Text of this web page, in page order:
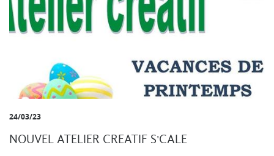
24/03/23
NOUVEL ATELIER CREATIF S'CALE